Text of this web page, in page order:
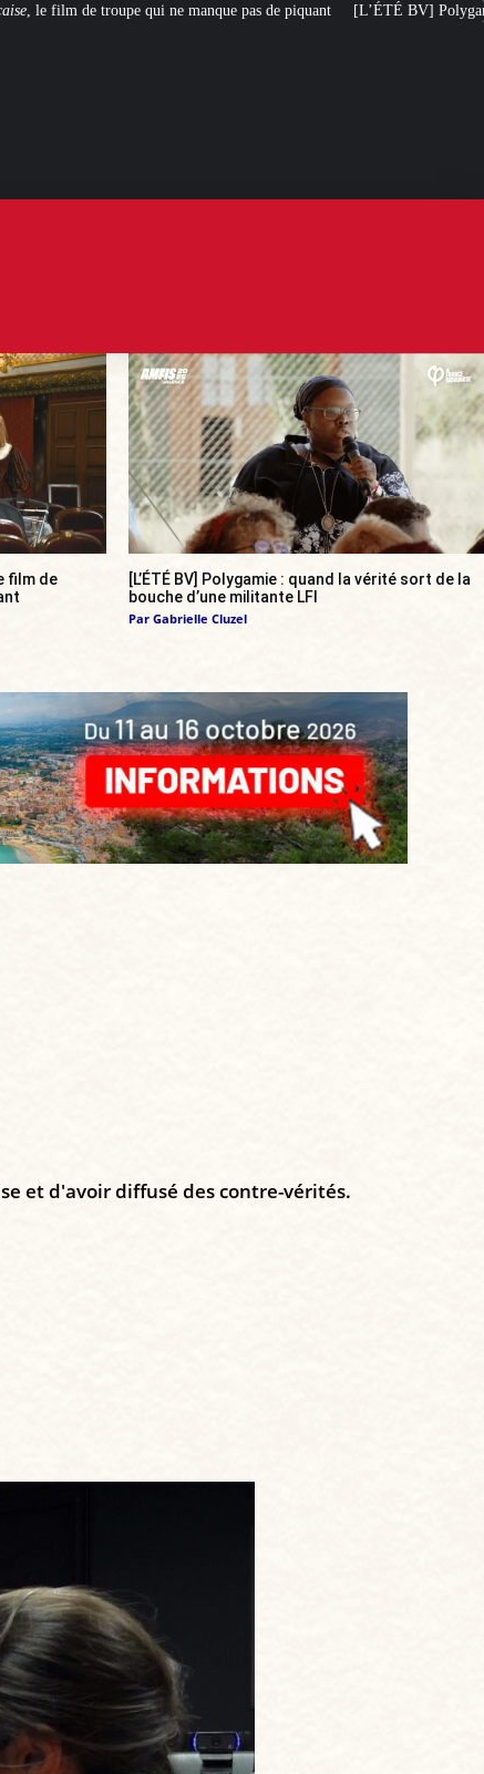
manque pas de piquant [L’ÉTÉ BV] Polygamie : quand la vérité sort
film de
[L’ÉTÉ BV] Polygamie : quand la vérité sort de la
bouche d’une militante LFI
Par Gabrielle Cluzel
et d'avoir diffusé des contre-vérités.